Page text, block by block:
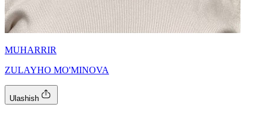
MUHARRIR
ZULAYHO MO'MINOVA
Ulashish